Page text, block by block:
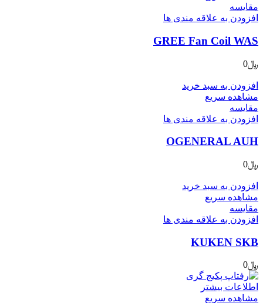
مقایسه
افزودن به علاقه مندی ها
GREE Fan Coil WAS
﷼0
افزودن به سبد خرید
مشاهده سریع
مقایسه
افزودن به علاقه مندی ها
OGENERAL AUH
﷼0
افزودن به سبد خرید
مشاهده سریع
مقایسه
افزودن به علاقه مندی ها
KUKEN SKB
﷼0
اطلاعات بیشتر
مشاهده سریع